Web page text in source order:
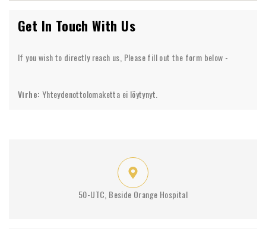
Get In Touch With Us
If you wish to directly reach us, Please fill out the form below -
Virhe: Yhteydenottolomaketta ei löytynyt.
50-UTC, Beside Orange Hospital